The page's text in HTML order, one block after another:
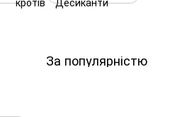
За популярністю